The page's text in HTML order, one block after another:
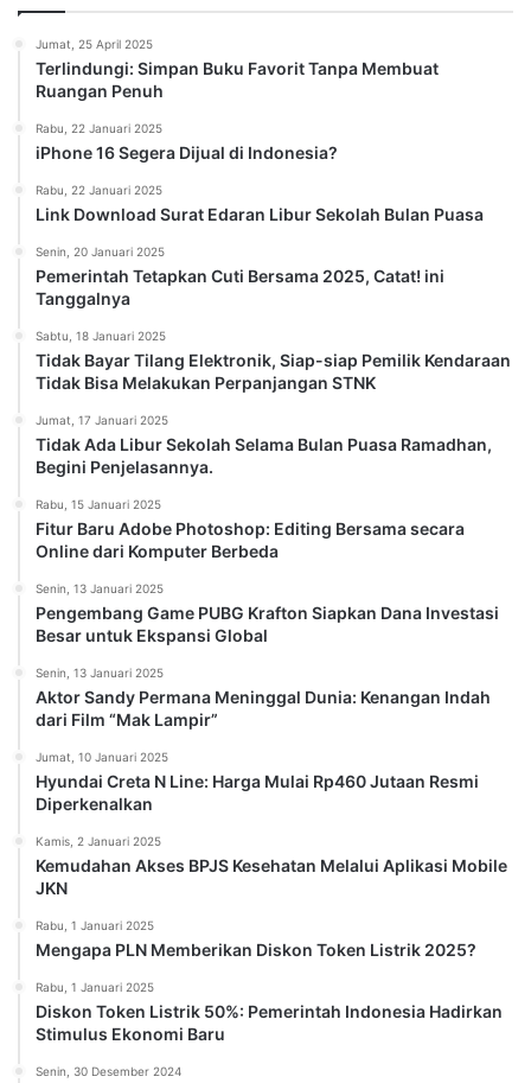
Jumat, 25 April 2025
Terlindungi: Simpan Buku Favorit Tanpa Membuat
Ruangan Penuh
Rabu, 22 Januari 2025
iPhone 16 Segera Dijual di Indonesia?
Rabu, 22 Januari 2025
Link Download Surat Edaran Libur Sekolah Bulan Puasa
Senin, 20 Januari 2025
Pemerintah Tetapkan Cuti Bersama 2025, Catat! ini
Tanggalnya
Sabtu, 18 Januari 2025
Tidak Bayar Tilang Elektronik, Siap-siap Pemilik Kendaraan
Tidak Bisa Melakukan Perpanjangan STNK
Jumat, 17 Januari 2025
Tidak Ada Libur Sekolah Selama Bulan Puasa Ramadhan,
Begini Penjelasannya.
Rabu, 15 Januari 2025
Fitur Baru Adobe Photoshop: Editing Bersama secara
Online dari Komputer Berbeda
Senin, 13 Januari 2025
Pengembang Game PUBG Krafton Siapkan Dana Investasi
Besar untuk Ekspansi Global
Senin, 13 Januari 2025
Aktor Sandy Permana Meninggal Dunia: Kenangan Indah
dari Film “Mak Lampir”
Jumat, 10 Januari 2025
Hyundai Creta N Line: Harga Mulai Rp460 Jutaan Resmi
Diperkenalkan
Kamis, 2 Januari 2025
Kemudahan Akses BPJS Kesehatan Melalui Aplikasi Mobile
JKN
Rabu, 1 Januari 2025
Mengapa PLN Memberikan Diskon Token Listrik 2025?
Rabu, 1 Januari 2025
Diskon Token Listrik 50%: Pemerintah Indonesia Hadirkan
Stimulus Ekonomi Baru
Senin, 30 Desember 2024